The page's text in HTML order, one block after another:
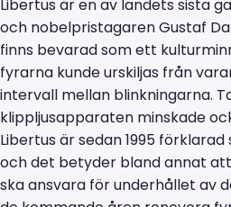
Libertus är en av landets sista
och nobelpristagaren Gustaf
finns bevarad som ett
fyrarna kunde urskiljas från
intervall mellan blinkningarna.
klippljusapparaten minskade
Libertus är sedan 1995
och det betyder bland annat
ska ansvara för underhållet av